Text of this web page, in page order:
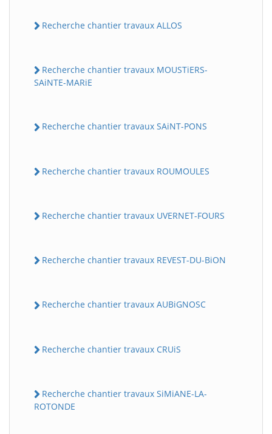
Recherche chantier travaux ALLOS
Recherche chantier travaux MOUSTiERS-
SAiNTE-MARiE
Recherche chantier travaux SAiNT-PONS
Recherche chantier travaux ROUMOULES
Recherche chantier travaux UVERNET-FOURS
Recherche chantier travaux REVEST-DU-BiON
Recherche chantier travaux AUBiGNOSC
Recherche chantier travaux CRUiS
Recherche chantier travaux SiMiANE-LA-
ROTONDE